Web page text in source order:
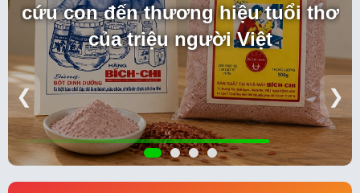
cứu con đến thương hiệu tuổi thơ
của triệu người Việt
❮ ❯